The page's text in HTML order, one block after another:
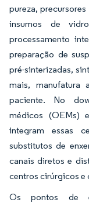
pureza,
insumos de
processamento
preparação de
pré-sinterizadas,
mais, manufatura
paciente. No
médicos (OEMs)
integram essas
substitutos de
canais diretos e
centros cirúrgicos
Os pontos de